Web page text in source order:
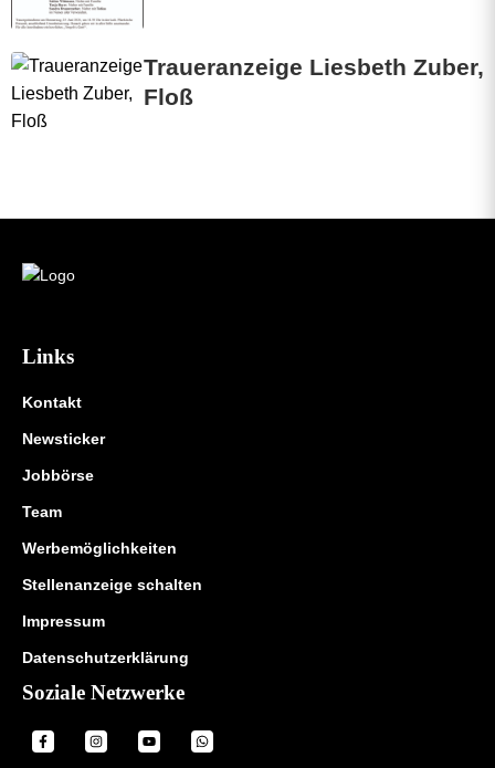
a
s
e
,
W
e
e
n
d
o
r
Traueranzeige Liesbeth Zuber,
Floß
Links
Kontakt
Newsticker
Jobbörse
Team
Werbemöglichkeiten
Stellenanzeige schalten
Impressum
Datenschutzerklärung
Soziale Netzwerke